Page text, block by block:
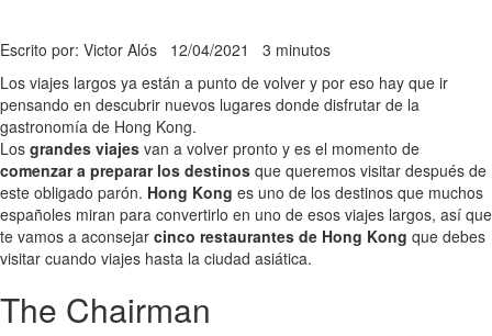
Escrito por: Victor Alós 12/04/2021 3 minutos
Los viajes largos ya están a punto de volver y por eso hay que ir
pensando en descubrir nuevos lugares donde disfrutar de la
gastronomía de Hong Kong.
Los grandes viajes van a volver pronto y es el momento de
comenzar a preparar los destinos que queremos visitar después de
este obligado parón. Hong Kong es uno de los destinos que muchos
españoles miran para convertirlo en uno de esos viajes largos, así que
te vamos a aconsejar cinco restaurantes de Hong Kong que debes
visitar cuando viajes hasta la ciudad asiática.
The Chairman